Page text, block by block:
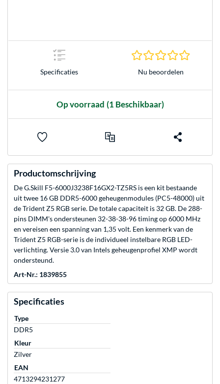
Specificaties Nu beoordelen
Op voorraad (1 Beschikbaar)
Productomschrijving
De G.Skill F5-6000J3238F16GX2-TZ5RS is een kit bestaande
uit twee 16 GB DDR5-6000 geheugenmodules (PC5-48000) uit
de Trident Z5 RGB serie. De totale capaciteit is 32 GB. De 288-
pins DIMM's ondersteunen 32-38-38-96 timing op 6000 MHz
en vereisen een spanning van 1,35 volt. Een kenmerk van de
Trident Z5 RGB-serie is de individueel instelbare RGB LED-
verlichting. Versie 3.0 van Intels geheugenprofiel XMP wordt
ondersteund.
Art-Nr.: 1839855
Specificaties
Type
DDR5
Kleur
Zilver
EAN
4713294231277